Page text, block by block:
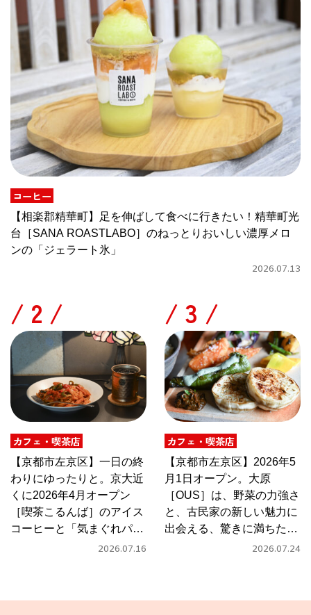
コーヒー
【相楽郡精華町】足を伸ばして食べに行きたい！精華町光
台［SANA ROASTLABO］のねっとりおいしい濃厚メロ
ンの「ジェラート氷」
2026.07.13
/
カフェ・喫茶店
【京都市左京区】一日の終
わりにゆったりと。京大近
くに2026年4月オープン
［喫茶こるんば］のアイス
コーヒーと「気まぐれパス
2026.07.16
/
カフェ・喫茶店
【京都市左京区】2026年5
月1日オープン。大原
［OUS］は、野菜の力強さ
と、古民家の新しい魅力に
出会える、驚きに満ちたカ
2026.07.24